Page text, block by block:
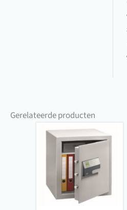
Gerelateerde producten